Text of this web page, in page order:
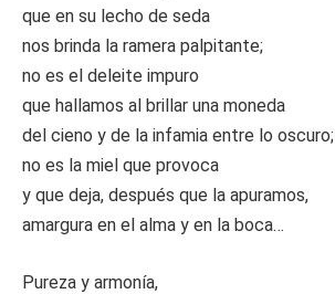
que en su lecho de seda
nos brinda la ramera palpitante;
no es el deleite impuro
que hallamos al brillar una moneda
del cieno y de la infamia entre lo oscuro;
no es la miel que provoca
y que deja, después que la apuramos,
amargura en el alma y en la boca…
Pureza y armonía,